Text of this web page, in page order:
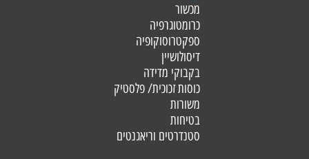
מכשור
כרומטוגרפיה
ספקטרוסוקופיה
דיסולושיין
בקבוקי מדידה
כוסות זכוכית/ פלסטיק
משורות
בטיחות
סטנדרטים וריאגנטים